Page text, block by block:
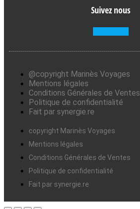
Suivez nous
@copyright Marinès Voyages
Mentions légales
Conditions Générales de Ventes
Politique de confidentialité
Fait par synergie.re
copyright Marinès Voyages
Mentions légales
Conditions Générales de Ventes
Politique de confidentialité
Fait par synergie.re